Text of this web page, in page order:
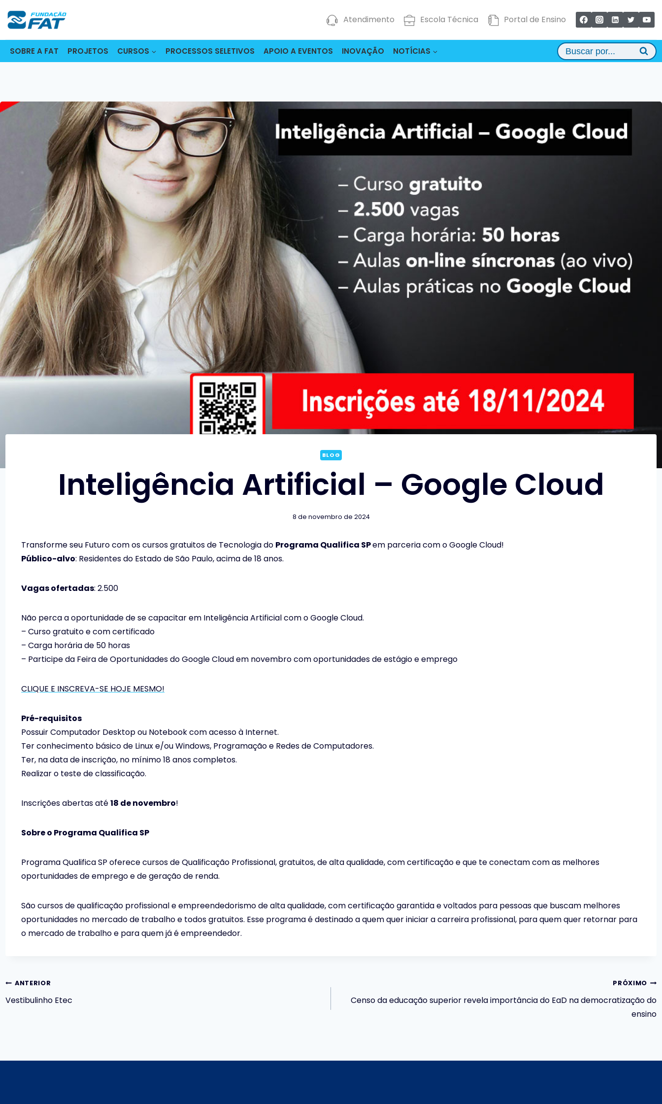
para
Conteúdo
Atendimento Escola Técnica Portal de Ensino
SOBRE A FAT PROJETOS CURSOS PROCESSOS SELETIVOS APOIO A EVENTOS INOVAÇÃO NOTÍCIAS Buscar por...
BLOG
Inteligência Artificial – Google Cloud
8 de novembro de 2024
Transforme seu Futuro com os cursos gratuitos de Tecnologia do Programa Qualifica SPem parceria com o Google Cloud!
Público-alvo: Residentes do Estado de São Paulo, acima de 18 anos.
Vagas ofertadas: 2.500
Não perca a oportunidade de se capacitar em Inteligência Artificial com o Google Cloud.
– Curso gratuito e com certificado
– Carga horária de 50 horas
– Participe da Feira de Oportunidades do Google Cloud em novembro com oportunidades de estágio e emprego
CLIQUE E INSCREVA-SE HOJE MESMO!
Pré-requisitos
Possuir Computador Desktop ou Notebook com acesso à Internet.
Ter conhecimento básico de Linux e/ou Windows, Programação e Redes de Computadores.
Ter, na data de inscrição, no mínimo 18 anos completos.
Realizar o teste de classificação.
Inscrições abertas até18 de novembro!
Sobre o Programa Qualifica SP
Programa Qualifica SP oferece cursos de Qualificação Profissional, gratuitos, de alta qualidade, com certificação e que te conectam com as melhores
oportunidades de emprego e de geração de renda.
São cursos de qualificação profissional e empreendedorismo de alta qualidade, com certificação garantida e voltados para pessoas que buscam melhores
oportunidades no mercado de trabalho e todos gratuitos. Esse programa é destinado a quem quer iniciar a carreira profissional, para quem quer retornar para
o mercado de trabalho e para quem já é empreendedor.
Navegação
ANTERIOR
Vestibulinho Etec
PRÓXIMO
Censo da educação superior revela importância do EaD na democratização do
ensino